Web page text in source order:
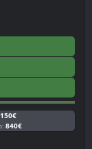
150€
840€